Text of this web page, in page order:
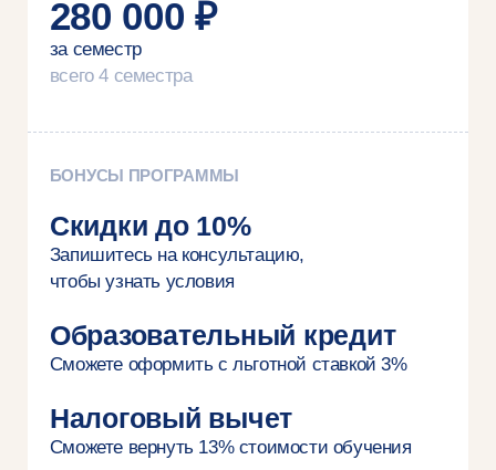
Подписывайтесь
на рассылку
Рассказываем о программах и дедлайнах,
делимся новостями онлайн-кампуса,
для личной эффективности
Я подтверждаю, что лично ознакомился (-ась)
с Положением об обработке персональных данных НИУ
ВШЭ, вправе предоставлять свои персональные данные
и даватьсогласие на их обработку
Я соглашаюсь наполучение рекламных материалов
Подписаться